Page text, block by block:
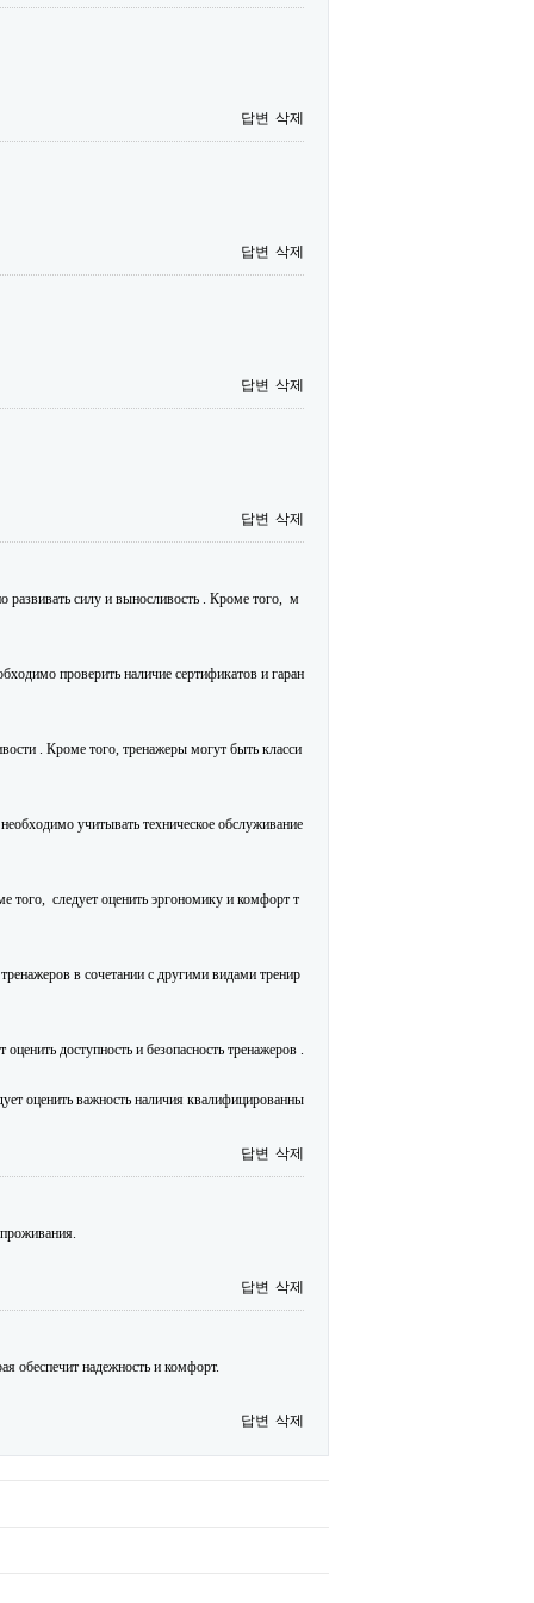
답변 삭제
답변 삭제
답변 삭제
답변 삭제
силу и выносливость . Кроме того, м
проверить наличие сертификатов и гаран
. Кроме того, тренажеры могут быть класси
учитывать техническое обслуживание
того, следует оценить эргономику и комфорт т
в сочетании с другими видами тренир
доступность и безопасность тренажеров .
оценить важность наличия квалифицированны
답변 삭제
답변 삭제
обеспечит надежность и комфорт.
답변 삭제